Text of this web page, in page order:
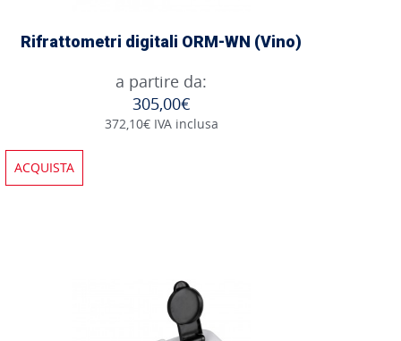
Rifrattometri digitali ORM-WN (Vino)
a partire da:
305,00€
372,10€ IVA inclusa
ACQUISTA